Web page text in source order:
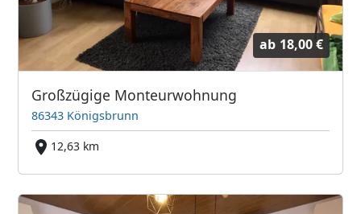
ab 18,00 €
Großzügige Monteurwohnung
86343 Königsbrunn
12,63 km